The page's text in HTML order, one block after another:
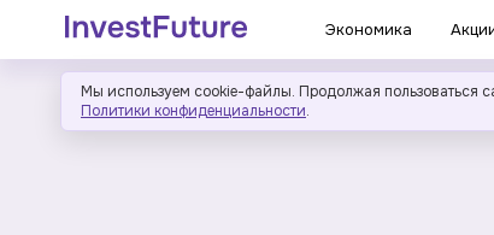
Экономика
Мы используем cookie-файлы. Продолжая пользоваться
Политики конфиденциальности.